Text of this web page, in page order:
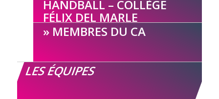
HANDBALL – COLLÈGE
FÉLIX DEL MARLE
MEMBRES DU CA
LES ÉQUIPES